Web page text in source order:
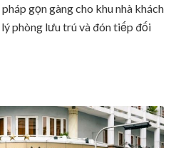
gọn gàng cho khu nhà khách
phòng lưu trú và đón tiếp đối